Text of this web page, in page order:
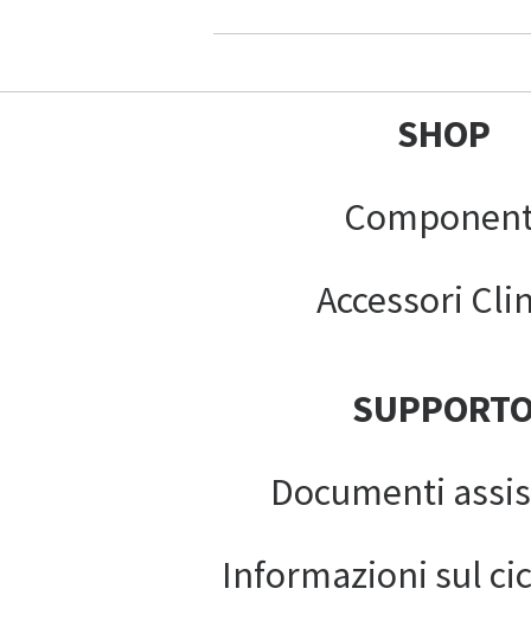
SHOP
Accessori
Documenti
Informazioni sul